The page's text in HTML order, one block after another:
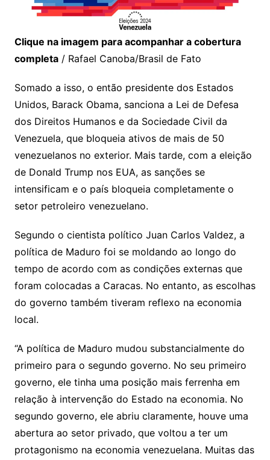
Clique na imagem para acompanhar a cobertura
completa/ Rafael Canoba/Brasil de Fato
Somado a isso, o então presidente dos Estados
Unidos, Barack Obama, sanciona a Lei de Defesa
dos Direitos Humanos e da Sociedade Civil da
Venezuela, que bloqueia ativos de mais de 50
venezuelanos no exterior. Mais tarde, com a eleição
de Donald Trump nos EUA, as sanções se
intensificam e o país bloqueia completamente o
setor petroleiro venezuelano.
Segundo o cientista político Juan Carlos Valdez, a
política de Maduro foi se moldando ao longo do
tempo de acordo com as condições externas que
foram colocadas a Caracas. No entanto, as escolhas
do governo também tiveram reflexo na economia
local.
“A política de Maduro mudou substancialmente do
primeiro para o segundo governo. No seu primeiro
governo, ele tinha uma posição mais ferrenha em
relação à intervenção do Estado na economia. No
segundo governo, ele abriu claramente, houve uma
abertura ao setor privado, que voltou a ter um
protagonismo na economia venezuelana. Muitas das